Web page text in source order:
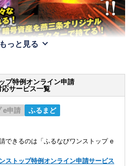
もっと見る
プ特例オンライン申請
応サービス一覧
e申請
ふるまど
できるのは「ふるなびワンストップ e
ストップ特例オンライン申請サービス